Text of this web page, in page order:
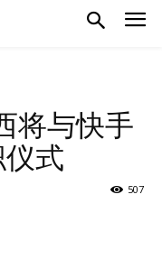
将与快手
式
507